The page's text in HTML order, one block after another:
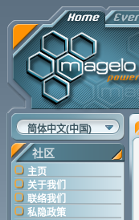
简体中文(中国)
社区
主页
关于我们
联络我们
私隐政策